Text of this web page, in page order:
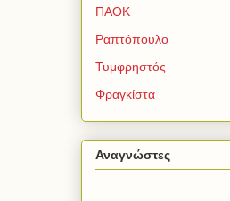
ΠΑΟΚ
Ραπτόπουλο
Τυμφρηστός
Φραγκίστα
Αναγνώστες